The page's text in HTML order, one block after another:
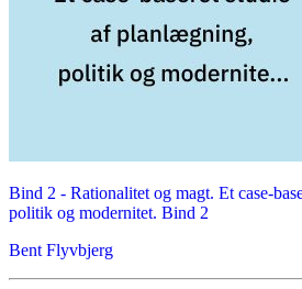
Bind 2 - Rationalitet og magt. Et case-
politik og modernitet. Bind 2
Bent Flyvbjerg